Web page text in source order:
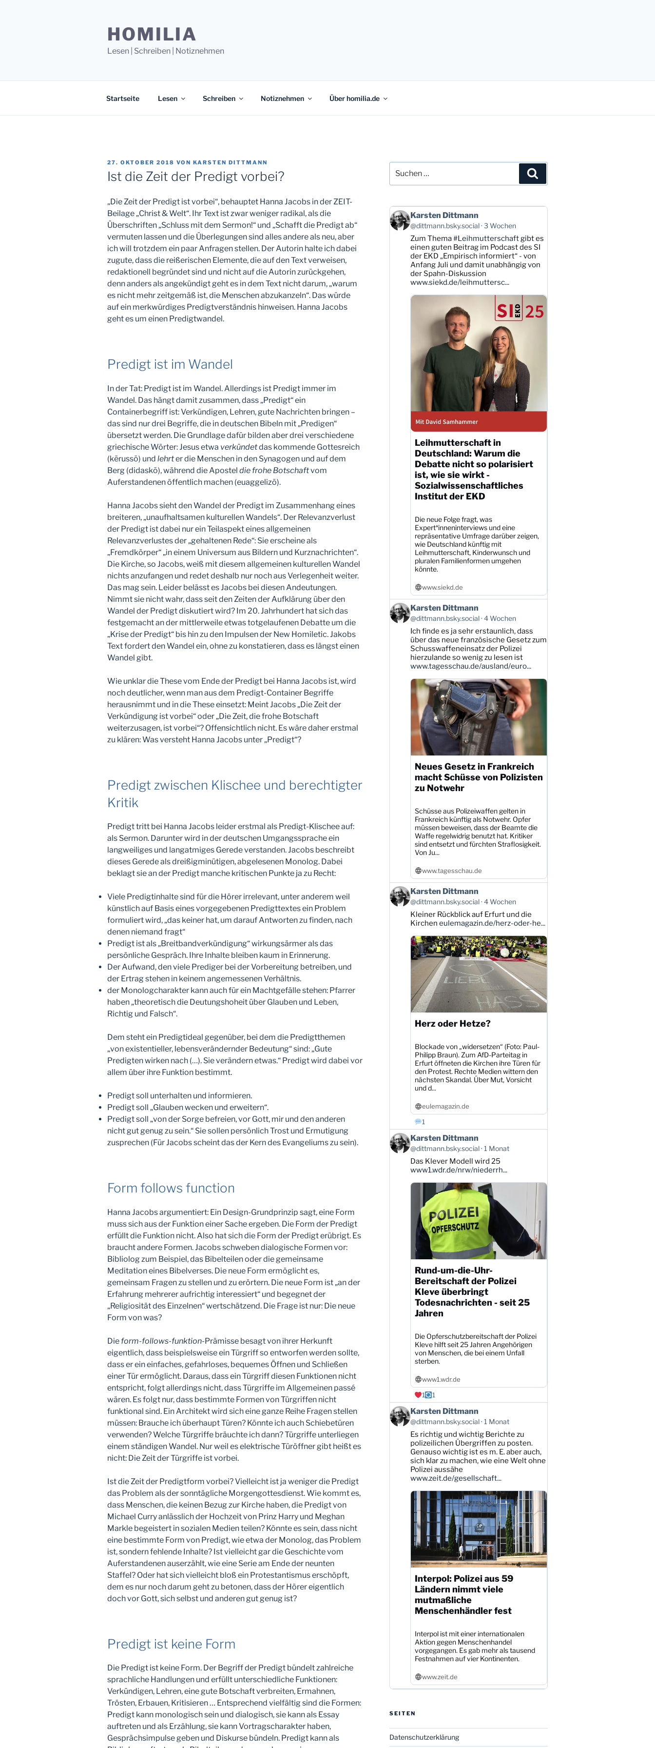
HOMILIA
Lesen | Schreiben | Notiznehmen
Startseite Lesen Schreiben Notiznehmen Über homilia.de
VERÖFFENTLICHT
AM
27. OKTOBER 2018 VON KARSTEN DITTMANN
Ist die Zeit der Predigt vorbei?
„Die Zeit der Predigt ist vorbei“, behauptet Hanna Jacobs in der ZEIT-
Beilage „Christ & Welt“. Ihr Text ist zwar weniger radikal, als die
Überschriften „Schluss mit dem Sermon!“ und „Schafft die Predigt ab“
vermuten lassen und die Überlegungen sind alles andere als neu, aber
ich will trotzdem ein paar Anfragen stellen. Der Autorin halte ich dabei
zugute, dass die reißerischen Elemente, die auf den Text verweisen,
redaktionell begründet sind und nicht auf die Autorin zurückgehen,
denn anders als angekündigt geht es in dem Text nicht darum, „warum
es nicht mehr zeitgemäß ist, die Menschen abzukanzeln“. Das würde
auf ein merkwürdiges Predigtverständnis hinweisen. Hanna Jacobs
geht es um einen Predigtwandel.
Predigt ist im Wandel
In der Tat: Predigt ist im Wandel. Allerdings ist Predigt immer im
Wandel. Das hängt damit zusammen, dass „Predigt“ ein
Containerbegriff ist: Verkündigen, Lehren, gute Nachrichten bringen –
das sind nur drei Begriffe, die in deutschen Bibeln mit „Predigen“
übersetzt werden. Die Grundlage dafür bilden aber drei verschiedene
griechische Wörter: Jesus etwa verkündetdas kommende Gottesreich
(kērussō) und lehrter die Menschen in den Synagogen und auf dem
Berg (didaskō), während die Apostel die frohe Botschaftvom
Auferstandenen öffentlich machen (euaggelizō).
Hanna Jacobs sieht den Wandel der Predigt im Zusammenhang eines
breiteren, „unaufhaltsamen kulturellen Wandels“. Der Relevanzverlust
der Predigt ist dabei nur ein Teilaspekt eines allgemeinen
Relevanzverlustes der „gehaltenen Rede“: Sie erscheine als
„Fremdkörper“ „in einem Universum aus Bildern und Kurznachrichten“.
Die Kirche, so Jacobs, weiß mit diesem allgemeinen kulturellen Wandel
nichts anzufangen und redet deshalb nur noch aus Verlegenheit weiter.
Das mag sein. Leider belässt es Jacobs bei diesen Andeutungen.
Nimmt sie nicht wahr, dass seit den Zeiten der Aufklärung über den
Wandel der Predigt diskutiert wird? Im 20. Jahrhundert hat sich das
festgemacht an der mittlerweile etwas totgelaufenen Debatte um die
„Krise der Predigt“ bis hin zu den Impulsen der New Homiletic. Jakobs
Text fordert den Wandel ein, ohne zu konstatieren, dass es längst einen
Wandel gibt.
Wie unklar die These vom Ende der Predigt bei Hanna Jacobs ist, wird
noch deutlicher, wenn man aus dem Predigt-Container Begriffe
herausnimmt und in die These einsetzt: Meint Jacobs „Die Zeit der
Verkündigung ist vorbei“ oder „Die Zeit, die frohe Botschaft
weiterzusagen, ist vorbei“? Offensichtlich nicht. Es wäre daher erstmal
zu klären: Was versteht Hanna Jacobs unter „Predigt“?
Predigt zwischen Klischee und berechtigter
Kritik
Predigt tritt bei Hanna Jacobs leider erstmal als Predigt-Klischee auf:
als Sermon. Darunter wird in der deutschen Umgangssprache ein
langweiliges und langatmiges Gerede verstanden. Jacobs beschreibt
dieses Gerede als dreißigminütigen, abgelesenen Monolog. Dabei
beklagt sie an der Predigt manche kritischen Punkte ja zu Recht:
Viele Predigtinhalte sind für die Hörer irrelevant, unter anderem weil
künstlich auf Basis eines vorgegebenen Predigttextes ein Problem
formuliert wird, „das keiner hat, um darauf Antworten zu finden, nach
denen niemand fragt“
Predigt ist als „Breitbandverkündigung“ wirkungsärmer als das
persönliche Gespräch. Ihre Inhalte bleiben kaum in Erinnerung.
Der Aufwand, den viele Prediger bei der Vorbereitung betreiben, und
der Ertrag stehen in keinem angemessenen Verhältnis.
der Monologcharakter kann auch für ein Machtgefälle stehen: Pfarrer
haben „theoretisch die Deutungshoheit über Glauben und Leben,
Richtig und Falsch“.
Dem steht ein Predigtideal gegenüber, bei dem die Predigtthemen
„von existentieller, lebensverändernder Bedeutung“ sind: „Gute
Predigten wirken nach (…). Sie verändern etwas.“ Predigt wird dabei vor
allem über ihre Funktion bestimmt.
Predigt soll unterhalten und informieren.
Predigt soll „Glauben wecken und erweitern“.
Predigt soll „von der Sorge befreien, vor Gott, mir und den anderen
nicht gut genug zu sein.“ Sie sollen persönlich Trost und Ermutigung
zusprechen (Für Jacobs scheint das der Kern des Evangeliums zu sein).
Form follows function
Hanna Jacobs argumentiert: Ein Design-Grundprinzip sagt, eine Form
muss sich aus der Funktion einer Sache ergeben. Die Form der Predigt
erfüllt die Funktion nicht. Also hat sich die Form der Predigt erübrigt. Es
braucht andere Formen. Jacobs schweben dialogische Formen vor:
Bibliolog zum Beispiel, das Bibelteilen oder die gemeinsame
Meditation eines Bibelverses. Die neue Form ermöglicht es,
gemeinsam Fragen zu stellen und zu erörtern. Die neue Form ist „an der
Erfahrung mehrerer aufrichtig interessiert“ und begegnet der
„Religiosität des Einzelnen“ wertschätzend. Die Frage ist nur: Die neue
Form von was?
Die form-follows-funktion-Prämisse besagt von ihrer Herkunft
eigentlich, dass beispielsweise ein Türgriff so entworfen werden sollte,
dass er ein einfaches, gefahrloses, bequemes Öffnen und Schließen
einer Tür ermöglicht. Daraus, dass ein Türgriff diesen Funktionen nicht
entspricht, folgt allerdings nicht, dass Türgriffe im Allgemeinen passé
wären. Es folgt nur, dass bestimmte Formen von Türgriffen nicht
funktional sind. Ein Architekt wird sich eine ganze Reihe Fragen stellen
müssen: Brauche ich überhaupt Türen? Könnte ich auch Schiebetüren
verwenden? Welche Türgriffe bräuchte ich dann? Türgriffe unterliegen
einem ständigen Wandel. Nur weil es elektrische Türöffner gibt heißt es
nicht: Die Zeit der Türgriffe ist vorbei.
Ist die Zeit der Predigtform vorbei? Vielleicht ist ja weniger die Predigt
das Problem als der sonntägliche Morgengottesdienst. Wie kommt es,
dass Menschen, die keinen Bezug zur Kirche haben, die Predigt von
Michael Curry anlässlich der Hochzeit von Prinz Harry und Meghan
Markle begeistert in sozialen Medien teilen? Könnte es sein, dass nicht
eine bestimmte Form von Predigt, wie etwa der Monolog, das Problem
ist, sondern fehlende Inhalte? Ist vielleicht gar die Geschichte vom
Auferstandenen auserzählt, wie eine Serie am Ende der neunten
Staffel? Oder hat sich vielleicht bloß ein Protestantismus erschöpft,
dem es nur noch darum geht zu betonen, dass der Hörer eigentlich
doch vor Gott, sich selbst und anderen gut genug ist?
Predigt ist keine Form
Die Predigt ist keine Form. Der Begriff der Predigt bündelt zahlreiche
sprachliche Handlungen und erfüllt unterschiedliche Funktionen:
Verkündigen, Lehren, eine gute Botschaft verbreiten, Ermahnen,
Trösten, Erbauen, Kritisieren … Entsprechend vielfältig sind die Formen:
Predigt kann monologisch sein und dialogisch, sie kann als Essay
auftreten und als Erzählung, sie kann Vortragscharakter haben,
Gesprächsimpulse geben und Diskurse bündeln. Predigt kann als
nach:
Beitrag
von
Karsten
Dittmann
Bluesky
ansehen
Karsten Dittmann
@dittmann.bsky.social 3 Wochen
Zum Thema#Leihmutterschaftgibt es
einen guten Beitrag im Podcast des SI
der EKD „Empirisch informiert“ - von
Anfang Juli und damit unabhängig von
der Spahn-Diskussion
www.siekd.de/leihmuttersc...
Leihmutterschaft in
Deutschland: Warum die
Debatte nicht so polarisiert
ist, wie sie wirkt -
Sozialwissenschaftliches
Institut der EKD
Die neue Folge fragt, was
Expert*inneninterviews und eine
repräsentative Umfrage darüber zeigen,
wie Deutschland künftig mit
Leihmutterschaft, Kinderwunsch und
pluralen Familienformen umgehen
könnte.
www.siekd.de
Beitrag
von
Karsten
Dittmann
Bluesky
ansehen
Karsten Dittmann
@dittmann.bsky.social 4 Wochen
Ich finde es ja sehr erstaunlich, dass
über das neue französische Gesetz zum
Schusswaffeneinsatz der Polizei
hierzulande so wenig zu lesen ist
www.tagesschau.de/ausland/euro...
Neues Gesetz in Frankreich
macht Schüsse von Polizisten
zu Notwehr
Schüsse aus Polizeiwaffen gelten in
Frankreich künftig als Notwehr. Opfer
müssen beweisen, dass der Beamte die
Waffe regelwidrig benutzt hat. Kritiker
sind entsetzt und fürchten Straflosigkeit.
Von Ju...
www.tagesschau.de
Beitrag
von
Karsten
Dittmann
ansehen
Karsten Dittmann
@dittmann.bsky.social 4 Wochen
Kleiner Rückblick auf Erfurt und die
Kirchen eulemagazin.de/herz-oder-he...
Herz oder Hetze?
Blockade von „widersetzen“ (Foto: Paul-
Philipp Braun). Zum AfD-Parteitag in
Erfurt öffneten die Kirchen ihre Türen für
den Protest. Rechte Medien wittern den
nächsten Skandal. Über Mut, Vorsicht
und d...
eulemagazin.de
1
Beitrag
von
Karsten
Dittmann
ansehen
Karsten Dittmann
@dittmann.bsky.social 1 Monat
Das Klever Modell wird 25
www1.wdr.de/nrw/niederrh...
Rund-um-die-Uhr-
Bereitschaft der Polizei
Kleve überbringt
Todesnachrichten - seit 25
Jahren
Die Opferschutzbereitschaft der Polizei
Kleve hilft seit 25 Jahren Angehörigen
von Menschen, die bei einem Unfall
sterben.
www1.wdr.de
1
1
Beitrag
von
Karsten
Dittmann
Bluesky
ansehen
Karsten Dittmann
@dittmann.bsky.social 1 Monat
Es richtig und wichtig Berichte zu
polizeilichen Übergriffen zu posten.
Genauso wichtig ist es m. E. aber auch,
sich klar zu machen, wie eine Welt ohne
Polizei aussähe
www.zeit.de/gesellschaft...
Interpol: Polizei aus 59
Ländern nimmt viele
mutmaßliche
Menschenhändler fest
Interpol ist mit einer internationalen
Aktion gegen Menschenhandel
vorgegangen. Es gab mehr als tausend
Festnahmen auf vier Kontinenten.
www.zeit.de
SEITEN
Datenschutzerklärung